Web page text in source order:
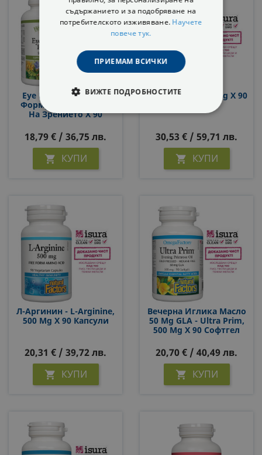
Eye Factors Formula/
Формула В Подкрепа
На Зрението Х 90
18,79 € / 36,75 лв.
 КУПИ
Бромелаин, 500 Mg X 90
30,53 € / 59,71 лв.
 КУПИ
Л-Аргинин - L-Arginine,
500 Mg Х 90 Капсули
20,31 € / 39,72 лв.
 КУПИ
Вечерна Иглика Масло
50 Mg GLA - Ultra Prim,
500 Mg Х 90 Софтгел
20,70 € / 40,49 лв.
 КУПИ
съдържанието и за подобряване на
потребителското изживяване. Научете
повече тук.
ПРИЕМАМ ВСИЧКИ
ВИЖТЕ ПОДРОБНОСТИТЕ
СТРОГО НЕОБХОДИМИ
МАРКЕТИНГOВИ
НЕКЛАСИФИЦИРАНИ